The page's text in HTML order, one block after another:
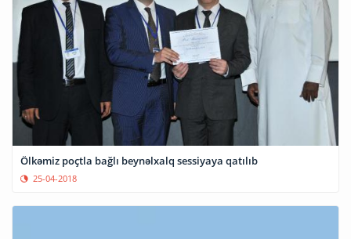
Ölkəmiz poçtla bağlı beynəlxalq sessiyaya qatılıb
25-04-2018